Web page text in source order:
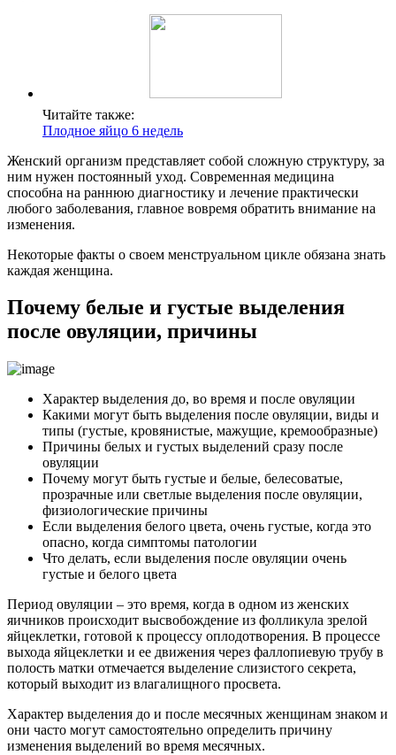
Читайте также:
Плодное яйцо 6 недель
Женский организм представляет собой сложную структуру, за
ним нужен постоянный уход. Современная медицина
способна на раннюю диагностику и лечение практически
любого заболевания, главное вовремя обратить внимание на
изменения.
Некоторые факты о своем менструальном цикле обязана знать
каждая женщина.
Почему белые и густые выделения
после овуляции, причины
Характер выделения до, во время и после овуляции
Какими могут быть выделения после овуляции, виды и
типы (густые, кровянистые, мажущие, кремообразные)
Причины белых и густых выделений сразу после
овуляции
Почему могут быть густые и белые, белесоватые,
прозрачные или светлые выделения после овуляции,
физиологические причины
Если выделения белого цвета, очень густые, когда это
опасно, когда симптомы патологии
Что делать, если выделения после овуляции очень
густые и белого цвета
Период овуляции – это время, когда в одном из женских
яичников происходит высвобождение из фолликула зрелой
яйцеклетки, готовой к процессу оплодотворения. В процессе
выхода яйцеклетки и ее движения через фаллопиевую трубу в
полость матки отмечается выделение слизистого секрета,
который выходит из влагалищного просвета.
Характер выделения до и после месячных женщинам знаком и
они часто могут самостоятельно определить причину
изменения выделений во время месячных.